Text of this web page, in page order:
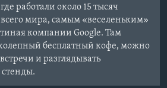
работали около 15 тысяч
мира, самым «веселеньким»
компании Google. Там
бесплатный кофе, можно
и разглядывать